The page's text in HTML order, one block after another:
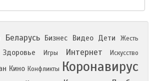
Беларусь Бизнес Видео Дети
Жесть
Здоровье Игры Интернет Искусство
Кино Конфликты Коронавирус